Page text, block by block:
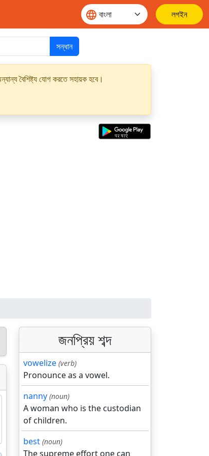
লগইন
সন্ধান
বৈশিষ্ট্য যোগ করতে সহায়ক হবে।
জনপ্রিয় শব্দ
vowelize (verb)
Pronounce as a vowel.
nanny (noun)
A woman who is the custodian
of children.
best (noun)
The supreme effort one can